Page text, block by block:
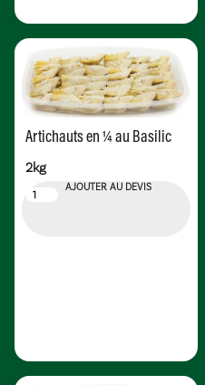
Artichauts en ¼ au Basilic
2kg
AJOUTER AU DEVIS